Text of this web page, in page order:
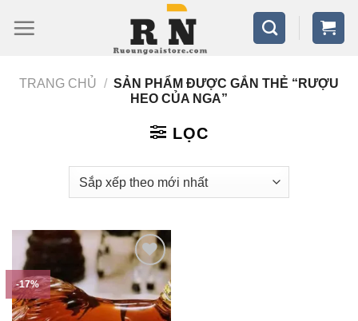
qua
dungTRANG CHỦ / SẢN PHẨM ĐƯỢC GẮN THẺ “RƯỢU
HEO CỦA NGA”
LỌC
-17%